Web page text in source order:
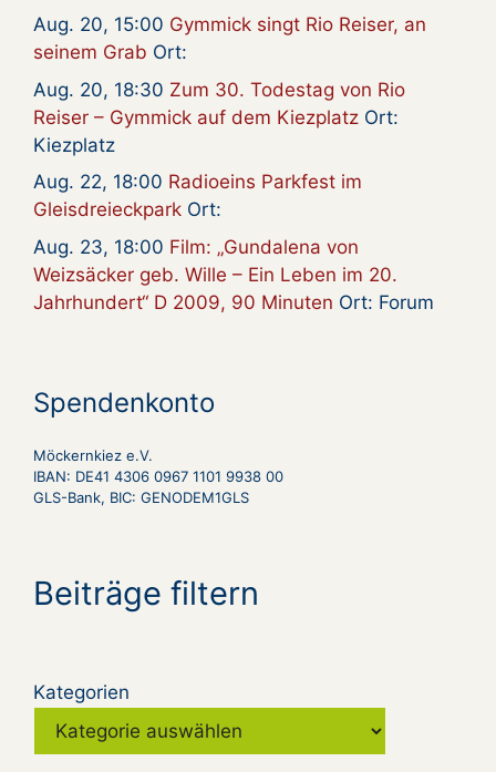
Aug. 20, 15:00 Gymmick singt Rio Reiser, an
seinem Grab Ort:
Aug. 20, 18:30 Zum 30. Todestag von Rio
Reiser – Gymmick auf dem Kiezplatz Ort:
Kiezplatz
Aug. 22, 18:00 Radioeins Parkfest im
Gleisdreieckpark Ort:
Aug. 23, 18:00 Film: „Gundalena von
Weizsäcker geb. Wille – Ein Leben im 20.
Jahrhundert“ D 2009, 90 Minuten Ort: Forum
Spendenkonto
Möckernkiez e.V.
IBAN: DE41 4306 0967 1101 9938 00
GLS-Bank, BIC: GENODEM1GLS
Beiträge filtern
Kategorien